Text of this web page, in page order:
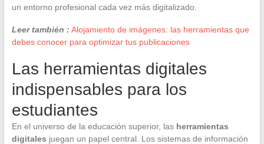
un entorno profesional cada vez más digitalizado.
Leer también : Alojamiento de imágenes: las herramientas que
debes conocer para optimizar tus publicaciones
Las herramientas digitales
indispensables para los
estudiantes
En el universo de la educación superior, las herramientas
digitales juegan un papel central. Los sistemas de información